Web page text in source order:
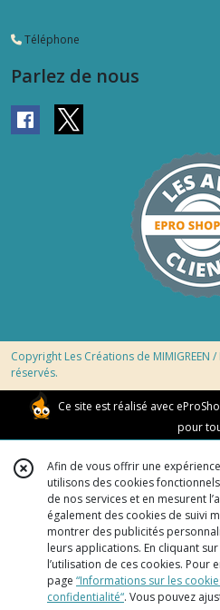
Téléphone
Parlez de nous
Copyright Les Créations de MIMIGREEN
réservés.
Ce site est réalisé avec
pour
Afin de vous offrir une
utilisons des cookies
de nos services et en mesurent
également des cookies de suivi
montrer des publicités
leurs applications. En cliquant sur
l’utilisation de ces cookies. Pour
page “Informations sur les
confidentialité“. Vous pouvez